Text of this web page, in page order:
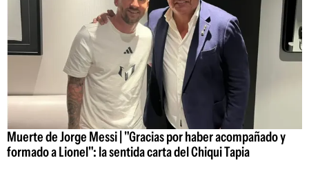
Muerte de Jorge Messi | "Gracias por haber acompañado y
formado a Lionel": la sentida carta del Chiqui Tapia